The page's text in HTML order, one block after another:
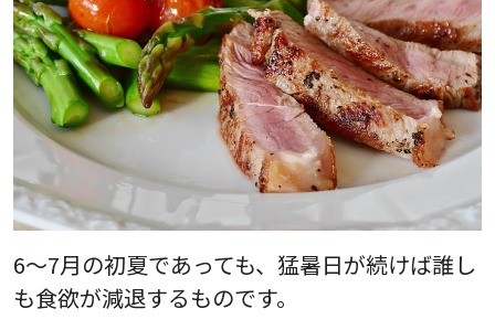
6～7月の初夏であっても、猛暑日が続けば誰し
も食欲が減退するものです。